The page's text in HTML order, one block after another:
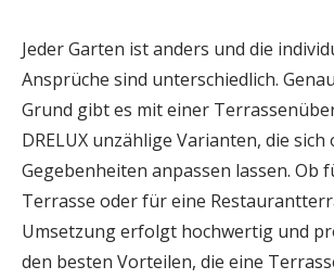
Jeder Garten ist anders und die
Ansprüche sind unterschiedlich.
Grund gibt es mit einer
DRELUX unzählige Varianten, die
Gegebenheiten anpassen lassen. Ob
Terrasse oder für eine
Umsetzung erfolgt hochwertig und
den besten Vorteilen, die eine